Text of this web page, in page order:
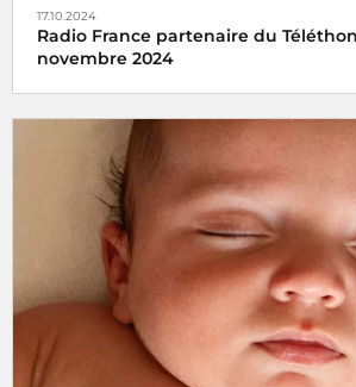
17.10.2024
Radio France partenaire du
novembre 2024
Partenaire historique du Téléthon depuis
France s’engage chaque année aux
Téléthon